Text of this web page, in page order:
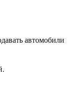
автомобили